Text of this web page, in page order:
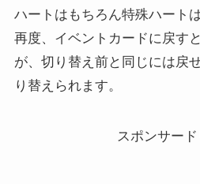
ハートはもちろん特殊ハート
再度、イベントカードに戻す
が、切り替え前と同じには戻
り替えられます。
スポンサード